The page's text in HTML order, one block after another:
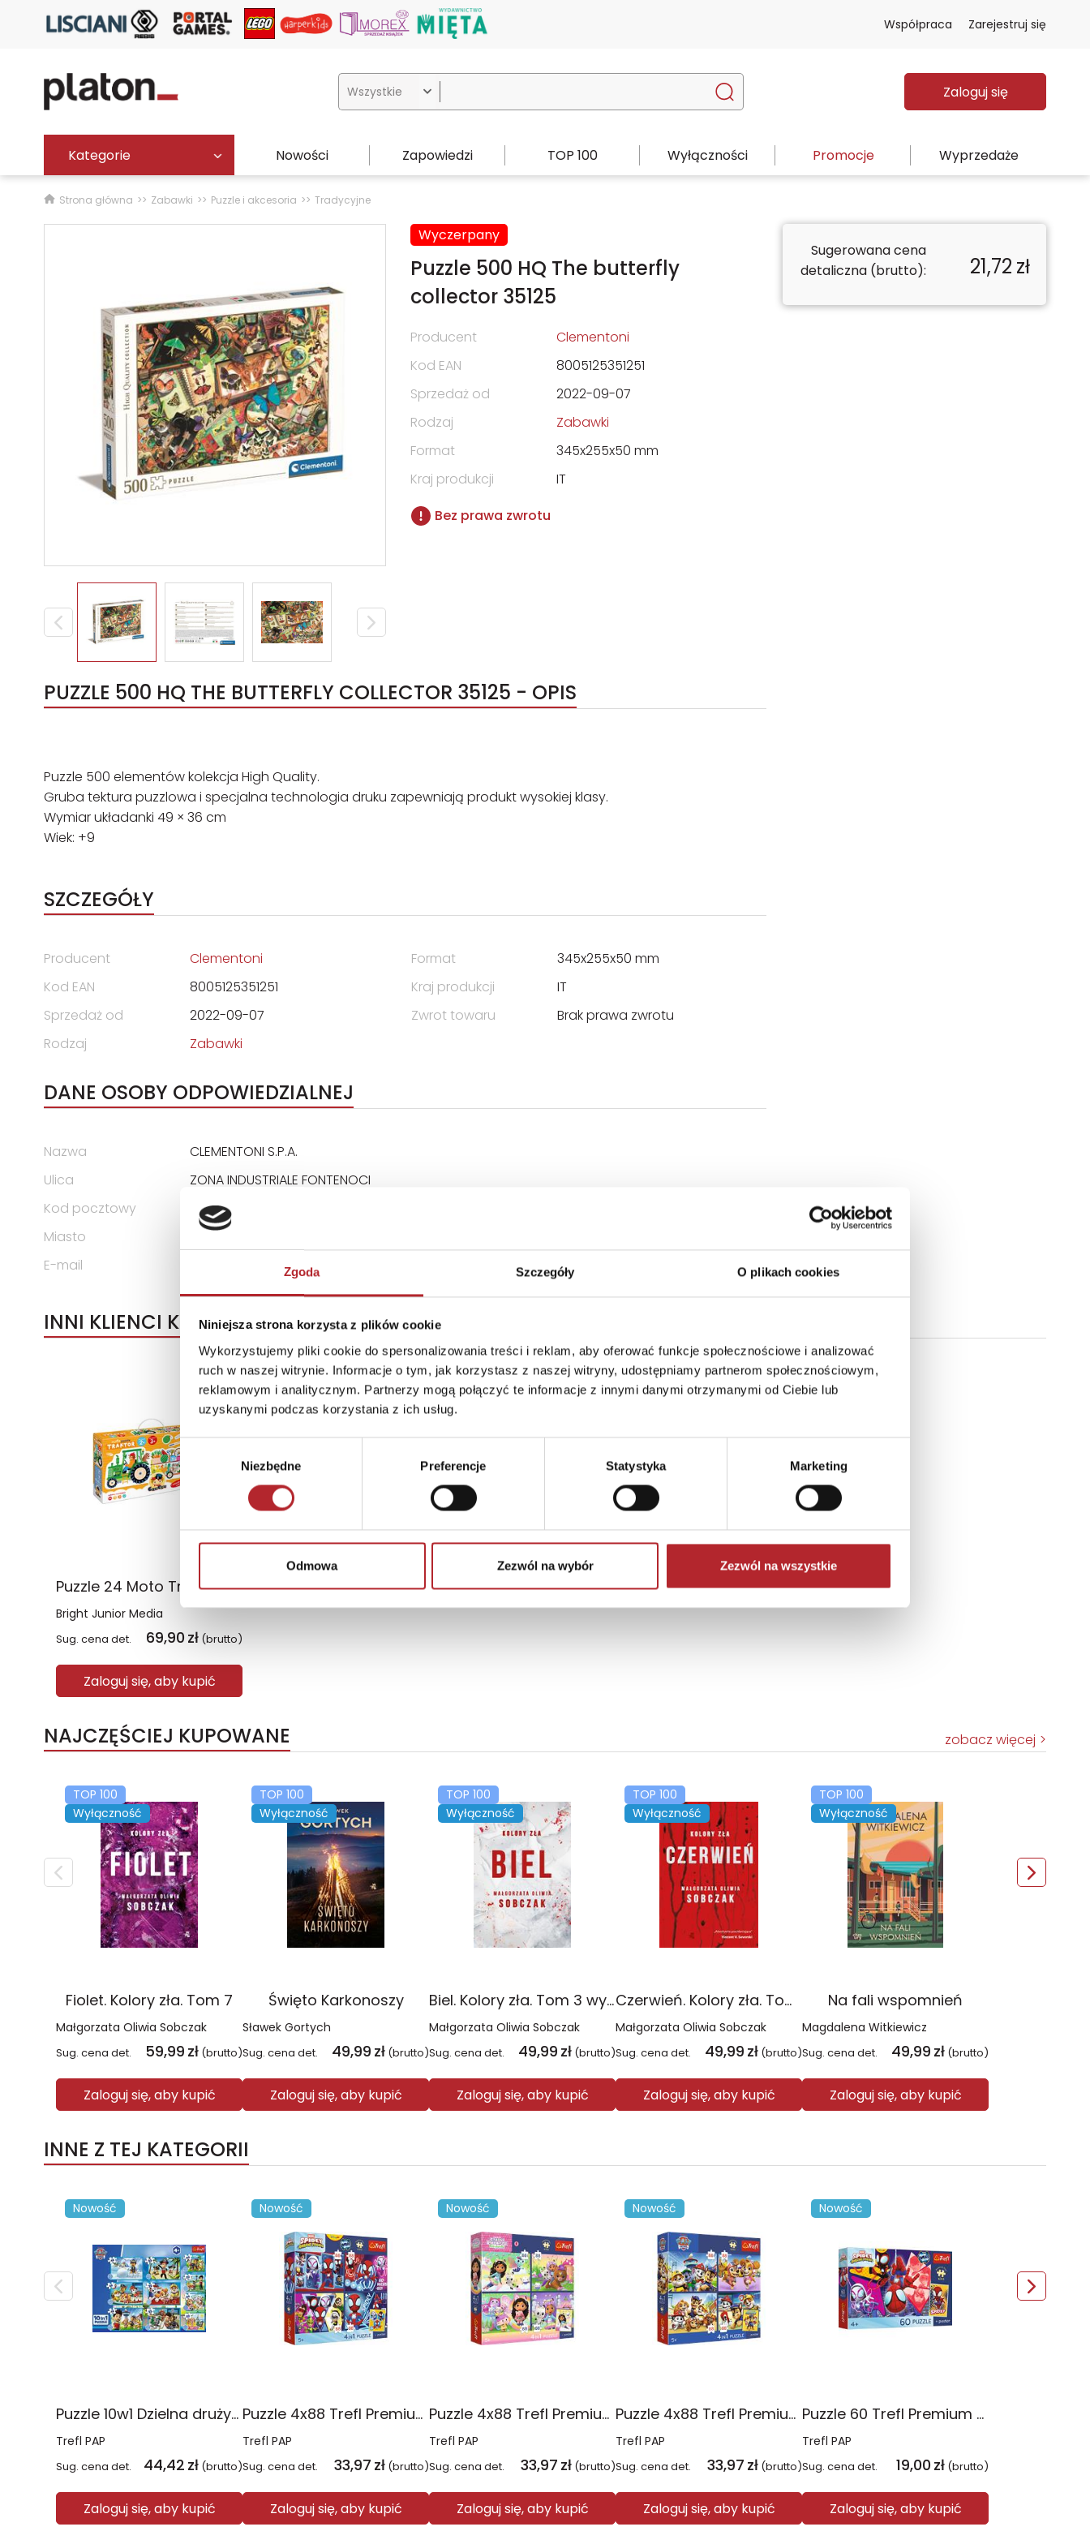
Zgoda Szczegóły O plikach cookies
Niniejsza strona korzysta z plików cookie
Wykorzystujemy pliki cookie do spersonalizowania treści i reklam, aby oferować funkcje społecznościowe i analizować
ruch w naszej witrynie. Informacje o tym, jak korzystasz z naszej witryny, udostępniamy partnerom społecznościowym,
reklamowym i analitycznym. Partnerzy mogą połączyć te informacje z innymi danymi otrzymanymi od Ciebie lub
uzyskanymi podczas korzystania z ich usług.
Wybór
zgody
Niezbędne Preferencje Statystyka Marketing
Odmowa Zezwól na wybór Zezwól na wszystkie
Współpraca Zarejestruj się
 Zaloguj się
Kategorie Nowości Zapowiedzi TOP 100 Wyłączności Promocje Wyprzedaże
Strona główna Zabawki Puzzle i akcesoria Tradycyjne
Wyczerpany
Puzzle 500 HQ The butterfly
collector 35125
Producent
Clementoni
Kod EAN
8005125351251
Sprzedaż od
2022-09-07
Rodzaj
Zabawki
Format
345x255x50 mm
Kraj produkcji
IT
Bez prawa zwrotu
PUZZLE 500 HQ THE BUTTERFLY COLLECTOR 35125 - OPIS
Puzzle 500 elementów kolekcja High Quality.
Gruba tektura puzzlowa i specjalna technologia druku zapewniają produkt wysokiej klasy.
Wymiar układanki 49 × 36 cm
Wiek: +9
SZCZEGÓŁY
Producent
Clementoni
Kod EAN
8005125351251
Sprzedaż od
2022-09-07
Rodzaj
Zabawki
Format
345x255x50 mm
Kraj produkcji
IT
Zwrot towaru
Brak prawa zwrotu
DANE OSOBY ODPOWIEDZIALNEJ
Nazwa
CLEMENTONI S.P.A.
Ulica
ZONA INDUSTRIALE FONTENOCI
Kod pocztowy
62019
Miasto
RECANATI LOCALITA
E-mail
assistenza@clementoni.it
Sugerowana cena
detaliczna (brutto):
21,72 zł
INNI KLIENCI KUPOWALI
Puzzle 24 Moto Traktor CzuCzu
Bright Junior Media
Sug. cena det. 69,90 zł (brutto)
Zaloguj się, aby kupić
NAJCZĘŚCIEJ KUPOWANE zobacz więcej
TOP 100
Wyłączność
Fiolet. Kolory zła. Tom 7
Małgorzata Oliwia Sobczak
Sug. cena det. 59,99 zł (brutto)
Zaloguj się, aby kupić
TOP 100
Wyłączność
Święto Karkonoszy
Sławek Gortych
Sug. cena det. 49,99 zł (brutto)
Zaloguj się, aby kupić
TOP 100
Wyłączność
Biel. Kolory zła. Tom 3 wyd. 2025
Małgorzata Oliwia Sobczak
Sug. cena det. 49,99 zł (brutto)
Zaloguj się, aby kupić
TOP 100
Wyłączność
Czerwień. Kolory zła. Tom 1 wyd. 2025
Małgorzata Oliwia Sobczak
Sug. cena det. 49,99 zł (brutto)
Zaloguj się, aby kupić
TOP 100
Wyłączność
Na fali wspomnień
Magdalena Witkiewicz
Sug. cena det. 49,99 zł (brutto)
Zaloguj się, aby kupić
INNE Z TEJ KATEGORII
Nowość
Puzzle 10w1 Dzielna drużyna Psiego Patrolu 96012
Trefl PAP
Sug. cena det. 44,42 zł (brutto)
Zaloguj się, aby kupić
Nowość
Puzzle 4x88 Trefl Premium Plus Kids Pajęczy dzień Spidey 34696
Trefl PAP
Sug. cena det. 33,97 zł (brutto)
Zaloguj się, aby kupić
Nowość
Puzzle 4x88 Trefl Premium Plus Kids Kocie harce Koci Domek Gabi 34694
Trefl PAP
Sug. cena det. 33,97 zł (brutto)
Zaloguj się, aby kupić
Nowość
Puzzle 4x88 Trefl Premium Plus Kids Psia Straż Psi Patrol 34693
Trefl PAP
Sug. cena det. 33,97 zł (brutto)
Zaloguj się, aby kupić
Nowość
Puzzle 60 Trefl Premium Plus Kids Niesamowita przygoda Spidey Marvel 17429
Trefl PAP
Sug. cena det. 19,00 zł (brutto)
Zaloguj się, aby kupić